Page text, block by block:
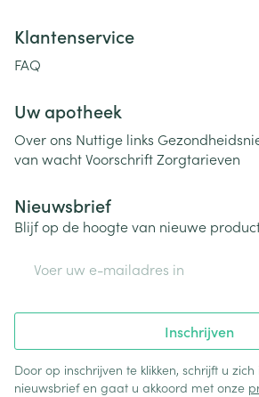
Klantenservice
FAQ
Uw apotheek
Over ons Nuttige links
van wachtVoorschriftZorgtarieven
Nieuwsbrief
Blijf op de hoogte van nieuwe
Inschrijven
Door op inschrijven te klikken, schrijft u
nieuwsbrief en gaat u akkoord met onze